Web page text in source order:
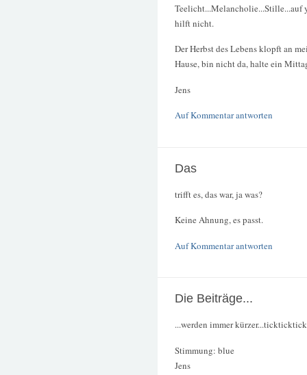
Teelicht...Melancholie...Stille...auf
hilft nicht.
Der Herbst des Lebens klopft an
Hause, bin nicht da, halte ein
Jens
Auf Kommentar antworten
Das
trifft es, das war, ja was?
Keine Ahnung, es passt.
Auf Kommentar antworten
Die Beiträge...
...werden immer
Stimmung: blue
Jens